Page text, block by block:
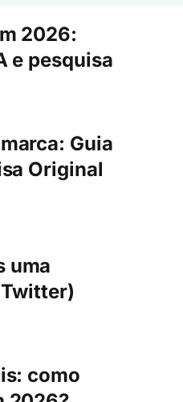
2026:
e pesquisa
Guia
Original
uma
como